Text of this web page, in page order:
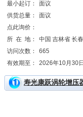
最小起订：
面议
供货总量：
面议
点此询价：
所 在 地：
中国 吉林省 长
访问次数：
665
有效期至：
2026年10月30
寿光康跃涡轮增压